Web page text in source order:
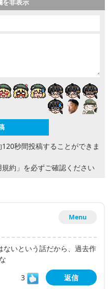
を非表示
秒間投稿することができま
規約」 を必ずご確認ください
Menu
いという話だから、過去作
3
返信